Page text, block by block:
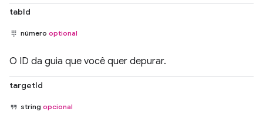
tabId
número optional
O ID da guia que você quer depurar.
targetId
string opcional